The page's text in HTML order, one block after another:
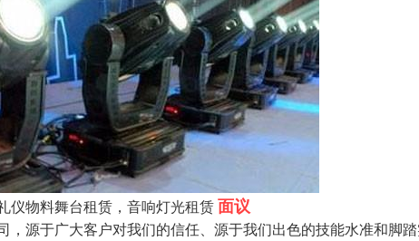
仪物料舞台租赁，音响灯光租赁面议
，源于广大客户对我们的信任、源于我们出色的技能水准和脚